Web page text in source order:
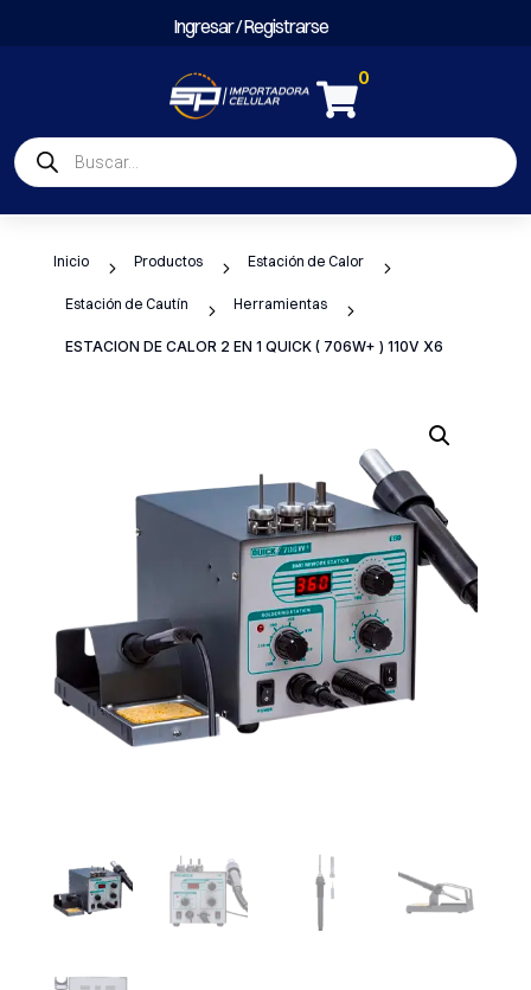
Ingresar / Registrarse

0
Búsqueda
de
productos
Inicio 5 Productos 5 Estación de Calor 5
Estación de Cautín 5 Herramientas 5
ESTACION DE CALOR 2 EN 1 QUICK ( 706W+ ) 110V X6